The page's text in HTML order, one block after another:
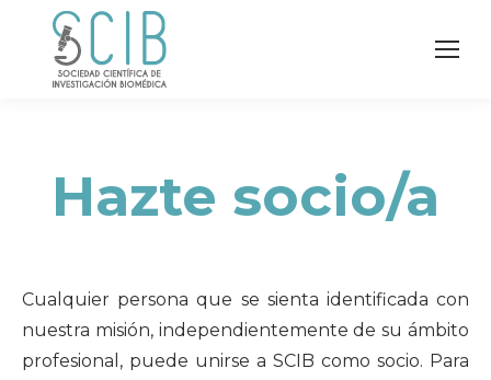
Hazte socio/a
Cualquier persona que se sienta identificada con
nuestra misión, independientemente de su ámbito
profesional, puede unirse a SCIB como socio. Para